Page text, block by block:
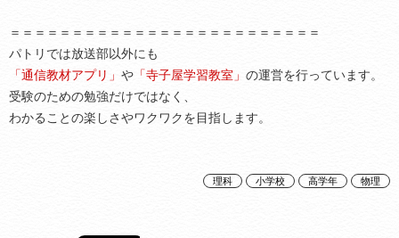
＝＝＝＝＝＝＝＝＝＝＝＝＝＝＝＝＝＝＝＝＝＝＝＝＝
パトリでは放送部以外にも
「通信教材アプリ」 や 「寺子屋学習教室」 の運営を行っています。
受験のための勉強だけではなく、
わかることの楽しさやワクワクを目指します。
理科 小学校 高学年 物理